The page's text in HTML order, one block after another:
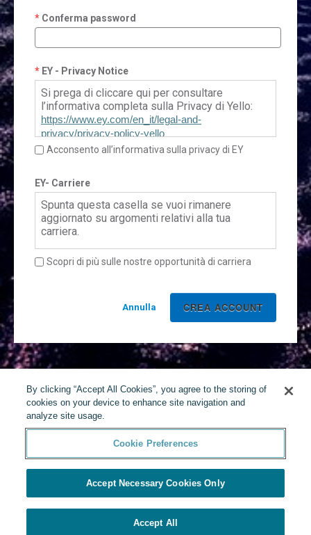
Conferma password
EY - Privacy Notice
Si prega di cliccare qui per consultare
l’informativa completa sulla Privacy di Yello:
https://www.ey.com/en_it/legal-and-
privacy/privacy-policy-yello
Acconsento all’informativa sulla privacy di EY
EY- Carriere
Spunta questa casella se vuoi rimanere
aggiornato su argomenti relativi alla tua
carriera.
Scopri di più sulle nostre opportunità di carriera
Annulla
By clicking “Accept All Cookies”, you agree to the storing of
cookies on your device to enhance site navigation and
analyze site usage.
Cookie Preferences
Accept Necessary Cookies Only
Accept All